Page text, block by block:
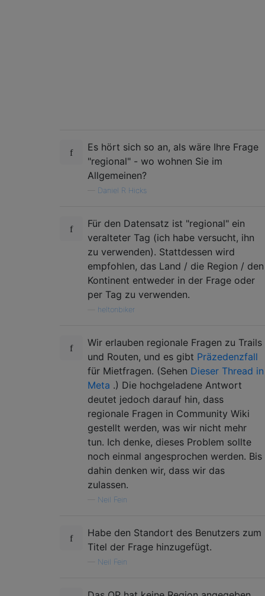
Es hört sich so an, als wäre Ihre Frage
"regional" - wo wohnen Sie im
Allgemeinen?
Daniel R Hicks
Für den Datensatz ist "regional" ein
veralteter Tag (ich habe versucht, ihn
zu verwenden). Stattdessen wird
empfohlen, das Land / die Region / den
Kontinent entweder in der Frage oder
per Tag zu verwenden.
heltonbiker
Wir erlauben regionale Fragen zu Trails
und Routen, und es gibt Präzedenzfall
für Mietfragen. (Sehen Dieser Thread in
Meta .) Die hochgeladene Antwort
deutet jedoch darauf hin, dass
regionale Fragen in Community Wiki
gestellt werden, was wir nicht mehr
tun. Ich denke, dieses Problem sollte
noch einmal angesprochen werden. Bis
dahin denken wir, dass wir das
zulassen.
Neil Fein
Habe den Standort des Benutzers zum
Titel der Frage hinzugefügt.
Neil Fein